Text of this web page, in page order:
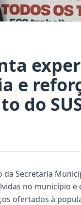
e
do
Secretaria
no município
ofertados à